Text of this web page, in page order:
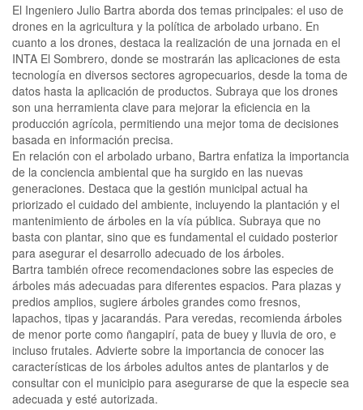
El Ingeniero Julio Bartra aborda dos temas principales: el uso de
drones en la agricultura y la política de arbolado urbano. En
cuanto a los drones, destaca la realización de una jornada en el
INTA El Sombrero, donde se mostrarán las aplicaciones de esta
tecnología en diversos sectores agropecuarios, desde la toma de
datos hasta la aplicación de productos. Subraya que los drones
son una herramienta clave para mejorar la eficiencia en la
producción agrícola, permitiendo una mejor toma de decisiones
basada en información precisa.
En relación con el arbolado urbano, Bartra enfatiza la importancia
de la conciencia ambiental que ha surgido en las nuevas
generaciones. Destaca que la gestión municipal actual ha
priorizado el cuidado del ambiente, incluyendo la plantación y el
mantenimiento de árboles en la vía pública. Subraya que no
basta con plantar, sino que es fundamental el cuidado posterior
para asegurar el desarrollo adecuado de los árboles.
Bartra también ofrece recomendaciones sobre las especies de
árboles más adecuadas para diferentes espacios. Para plazas y
predios amplios, sugiere árboles grandes como fresnos,
lapachos, tipas y jacarandás. Para veredas, recomienda árboles
de menor porte como ñangapirí, pata de buey y lluvia de oro, e
incluso frutales. Advierte sobre la importancia de conocer las
características de los árboles adultos antes de plantarlos y de
consultar con el municipio para asegurarse de que la especie sea
adecuada y esté autorizada.